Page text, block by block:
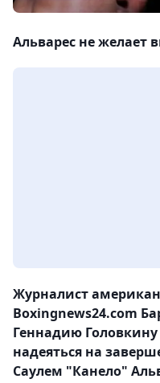
Альварес не желает
Журналист
Boxingnews24.com
Геннадию
надеяться на
Саулем "Канело"